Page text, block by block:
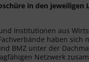
in den jeweiligen
Institutionen aus
haben sich
BMZ unter der
Netzwerk